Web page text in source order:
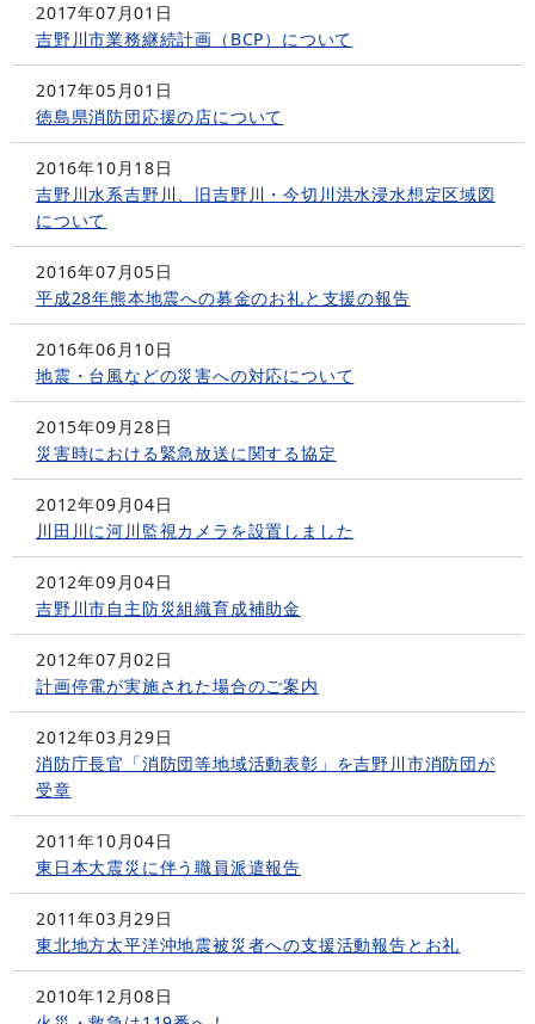
2017年07月01日
吉野川市業務継続計画（BCP）について
2017年05月01日
徳島県消防団応援の店について
2016年10月18日
吉野川水系吉野川、旧吉野川・今切川洪水浸水想定区域図
について
2016年07月05日
平成28年熊本地震への募金のお礼と支援の報告
2016年06月10日
地震・台風などの災害への対応について
2015年09月28日
災害時における緊急放送に関する協定
2012年09月04日
川田川に河川監視カメラを設置しました
2012年09月04日
吉野川市自主防災組織育成補助金
2012年07月02日
計画停電が実施された場合のご案内
2012年03月29日
消防庁長官「消防団等地域活動表彰」を吉野川市消防団が
受章
2011年10月04日
東日本大震災に伴う職員派遣報告
2011年03月29日
東北地方太平洋沖地震被災者への支援活動報告とお礼
2010年12月08日